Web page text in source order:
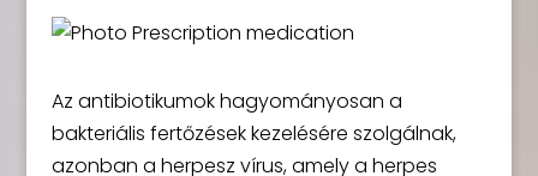
Az antibiotikumok hagyományosan a
bakteriális fertőzések kezelésére szolgálnak,
azonban a herpesz vírus, amely a herpes